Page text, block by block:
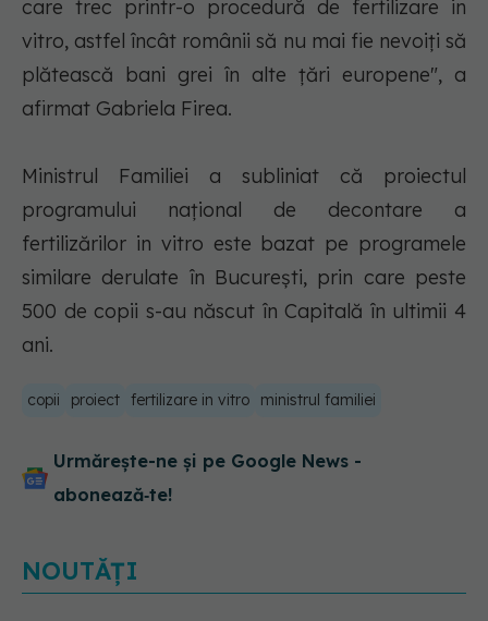
care trec printr-o procedură de fertilizare in
vitro, astfel încât românii să nu mai fie nevoiţi să
plătească bani grei în alte ţări europene", a
afirmat Gabriela Firea.
Ministrul Familiei a subliniat că proiectul
programului naţional de decontare a
fertilizărilor in vitro este bazat pe programele
similare derulate în Bucureşti, prin care peste
500 de copii s-au născut în Capitală în ultimii 4
ani.
copii proiect fertilizare in vitro ministrul familiei
Urmărește-ne și pe Google News -
abonează‑te!
NOUTĂȚI